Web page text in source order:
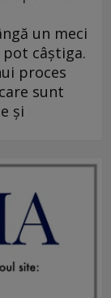
un meci
câștiga.
proces
sunt
și